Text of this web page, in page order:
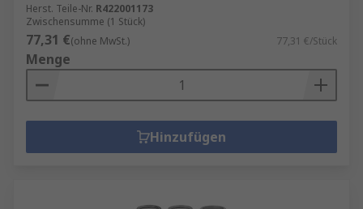
Herst. Teile-Nr. R422001173
Zwischensumme (1 Stück)
77,31 €(ohne MwSt.) 77,31 €/Stück
Menge
Hinzufügen